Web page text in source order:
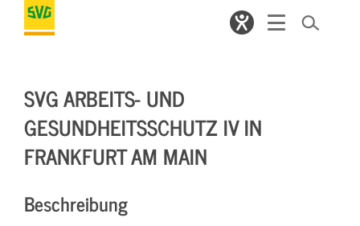
SVG ARBEITS- UND
GESUNDHEITSSCHUTZ IV IN
FRANKFURT AM MAIN
Beschreibung